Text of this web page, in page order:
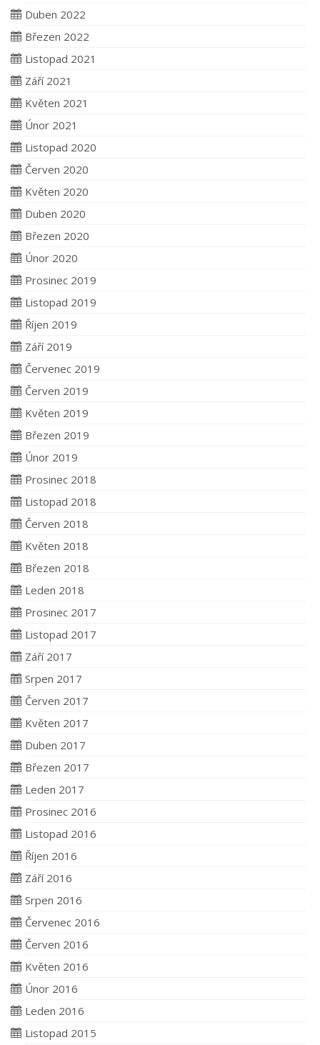
Duben 2022
Březen 2022
Listopad 2021
Září 2021
Květen 2021
Únor 2021
Listopad 2020
Červen 2020
Květen 2020
Duben 2020
Březen 2020
Únor 2020
Prosinec 2019
Listopad 2019
Říjen 2019
Září 2019
Červenec 2019
Červen 2019
Květen 2019
Březen 2019
Únor 2019
Prosinec 2018
Listopad 2018
Červen 2018
Květen 2018
Březen 2018
Leden 2018
Prosinec 2017
Listopad 2017
Září 2017
Srpen 2017
Červen 2017
Květen 2017
Duben 2017
Březen 2017
Leden 2017
Prosinec 2016
Listopad 2016
Říjen 2016
Září 2016
Srpen 2016
Červenec 2016
Červen 2016
Květen 2016
Únor 2016
Leden 2016
Listopad 2015